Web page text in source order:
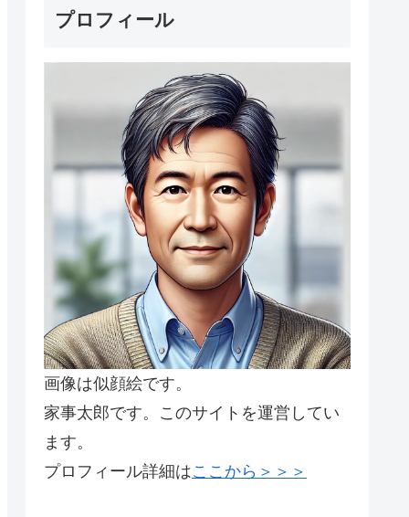
プロフィール
画像は似顔絵です。
家事太郎です。このサイトを運営してい
ます。
プロフィール詳細はここから＞＞＞